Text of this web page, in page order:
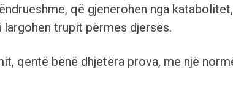
që gjenerohen nga
trupit përmes djersës.
qentë bënë dhjetëra prova, me një